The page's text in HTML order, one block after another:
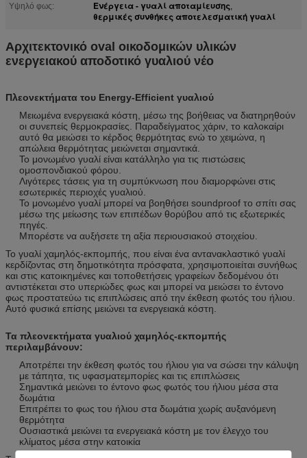
Υψηλό φως:
Ενέργεια - γυαλί αποταμίευσης,
θερμικές συνθήκες αποτελεσματική γυαλί
Αρχιτεκτονικό oval οικοδομικών υλικών
ενεργειακού αποδοτικό γυαλιού νέο
Πλεονεκτήματα του Energy-Efficient γυαλιού
Μειωμένα ενεργειακά κόστη, μέσω της βοήθειας να διατηρηθούν
οι συνεπείς θερμοκρασίες. Παραδείγματος χάριν, το καλοκαίρι
αυτό θα μειώσει το κέρδος θερμότητας ενώ το χειμώνα, η
απώλεια θερμότητας μειώνεται σημαντικά.
Το μονωμένο γυαλί είναι κατάλληλο για τις πιστώσεις
ομοσπονδιακού φόρου.
Λιγότερες τάσεις για τη συμπύκνωση που διαμορφώνει στις
εσωτερικές περιοχές γυαλιού.
Το μονωμένο γυαλί μπορεί να βοηθήσει soundproof το σπίτι σας
μέσω της μείωσης των επιπέδων θορύβου από τις εξωτερικές
πηγές.
Μπορέστε να αυξήσετε τη αξία περιουσιακού στοιχείου.
Το γυαλί χαμηλός-εκπομπής, που είναι ένα αντανακλαστικό γυαλί
κερδίζοντας στη δημοτικότητα πρόσφατα, χρησιμοποιείται συνήθως
και στις κατοικημένες και τοποθετήσεις γραφείων δεδομένου ότι
αντιστέκεται στο υπεριώδες φως και μπορεί να μειώσει το έντονο
φως προστατεύω τις επιπλώσεις από την έκθεση φωτός του ήλιου.
Αυτό φυσικά επίσης μειώνει τα ενεργειακά κόστη.
Τα πλεονεκτήματα γυαλιού χαμηλός-εκπομπής
περιλαμβάνουν:
Αποτρέπει την έκθεση φωτός του ήλιου για να σώσει την κάλυψη
με τάπητα, τις υφασματεμπορίες και τις επιπλώσεις
Σημαντικά μειώνει το έντονο φως φωτός του ήλιου μέσα στα
δωμάτια
Επιτρέπει το φως του ήλιου στα δωμάτια χωρίς αυξανόμενη
θερμότητα
Ουσιαστικά μειώνει τα ενεργειακά κόστη με τον έλεγχο του
κλίματος μέσα στην κατοικία